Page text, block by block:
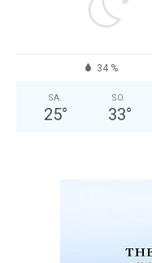
34 %
SA.
25°
SO.
33°